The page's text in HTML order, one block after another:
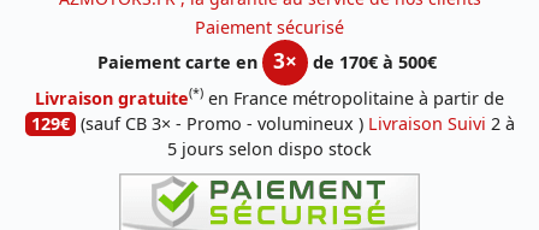
Paiement sécurisé
Paiement carte en
3×
de 170€ à 500€
Livraison gratuite(*) en France métropolitaine à partir de
129€ (sauf CB 3× - Promo - volumineux ) Livraison Suivi 2 à
5 jours selon dispo stock